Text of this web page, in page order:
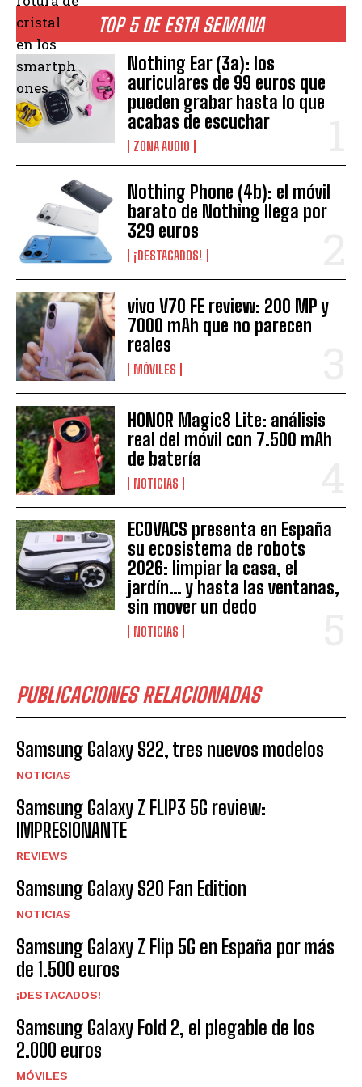
TOP 5 DE ESTA SEMANA
Nothing Ear (3a): los
auriculares de 99 euros que
pueden grabar hasta lo que
acabas de escuchar
ZONA AUDIO
Nothing Phone (4b): el móvil
barato de Nothing llega por
329 euros
¡DESTACADOS!
vivo V70 FE review: 200 MP y
7000 mAh que no parecen
reales
MÓVILES
HONOR Magic8 Lite: análisis
real del móvil con 7.500 mAh
de batería
NOTICIAS
ECOVACS presenta en España
su ecosistema de robots
2026: limpiar la casa, el
jardín… y hasta las ventanas,
sin mover un dedo
NOTICIAS
PUBLICACIONES RELACIONADAS
Samsung Galaxy S22, tres nuevos modelos
NOTICIAS
Samsung Galaxy Z FLIP3 5G review:
IMPRESIONANTE
REVIEWS
Samsung Galaxy S20 Fan Edition
NOTICIAS
Samsung Galaxy Z Flip 5G en España por más
de 1.500 euros
¡DESTACADOS!
Samsung Galaxy Fold 2, el plegable de los
2.000 euros
MÓVILES
cristal
en los
smartph
ones.